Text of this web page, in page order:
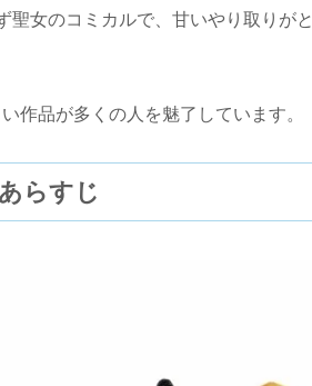
女のコミカルで、甘いやり取りが
作品が多くの人を魅了しています。
らすじ